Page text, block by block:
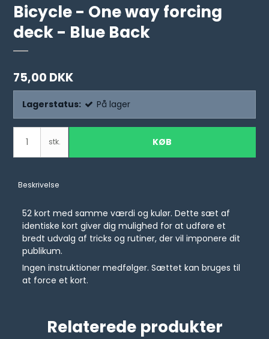
Bicycle - One way forcing
deck - Blue Back
75,00 DKK
Lagerstatus: På lager
stk. KØB
Beskrivelse
52 kort med samme værdi og kulør. Dette sæt af
identiske kort giver dig mulighed for at udføre et
bredt udvalg af tricks og rutiner, der vil imponere dit
publikum.
Ingen instruktioner medfølger. Sættet kan bruges til
at force et kort.
Relaterede produkter